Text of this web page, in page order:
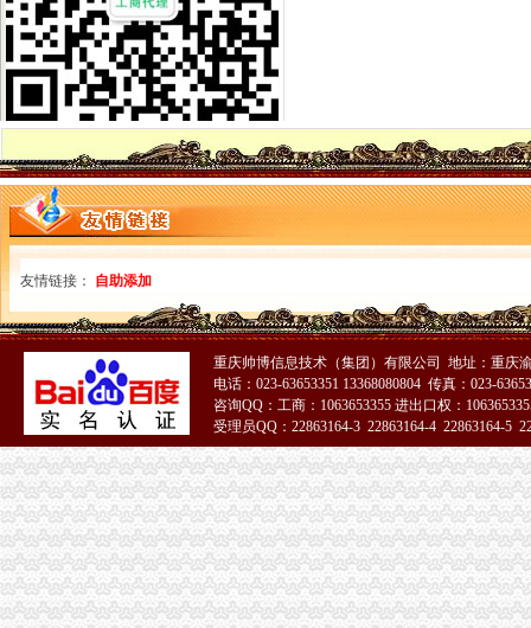
增值税一般纳税人查询–会计网词库
一般纳税人资格查询
广东一般纳税人查询App下载|一般纳税人查询广东税务局版下载2.4.0
四川省国税网上办税服务厅增值税一般纳税人资格查询
关于一般纳税人与小规模纳税人的查询
一般纳税人咨询公司,开展教育服务,增值税有优惠吗_中华会计网校_
一般纳税人税率查询|一般纳税人如何算税
上海税务网的一般纳税人资格查询,可以查来自上海税务-微博
北京各区一般纳税人资格查询帮助你three_周边服务栏目_机电之家网
一般纳税人资格查询_中华文本库
如何查询增值税一般纳税人认定信息？_资料网
一般纳税人查询广东税务局版2.4.0安卓版-新云软件园
如何查询一般纳税人资格_百度经验
青岛一般纳税人查询
一般纳税人查询
关于一般纳税人查询的问题
【官方公告】企业汇采一般纳税人资质提交说明-阿里巴巴商友圈
一般纳税人查询
重庆一般纳税人资格查询
一般纳税人查询一般纳税人查询
重庆一般纳税人资格查询：http://218.70.65.72:3002/fpcx/
重庆一般纳税人申请：路源咨询—专业代办安全生产许可证-重庆爱问
一般纳税人信息查询
一般纳税人查询
友情链接： 自助添加
重庆帅博信息技术（集团）有限公司 地址：重庆
电话：023-63653351 13368080804 传真：023-
咨询QQ：工商：1063653355 进出口权：
受理员QQ：22863164-3 22863164-4 22863164-5